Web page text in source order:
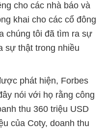
cho các nhà báo và
khai cho các cổ đông
chúng tôi đã tìm ra sự
sự thật trong nhiều
phát hiện, Forbes
nói với họ rằng công
thu 360 triệu USD
của Coty, doanh thu